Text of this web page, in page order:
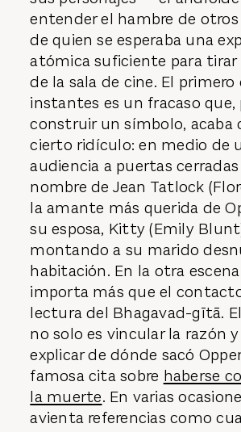
entender el hambre de
de quien se esperaba una
atómica suficiente para tirar
de la sala de cine. El primero
instantes es un fracaso que,
construir un símbolo, acaba
cierto ridículo: en medio de
audiencia a puertas cerradas
nombre de Jean Tatlock
la amante más querida de
su esposa, Kitty (Emily
montando a su marido
habitación. En la otra
importa más que el
lectura del Bhagavad-gītā.
no solo es vincular la razón
explicar de dónde sacó
famosa cita sobre haberse
la muerte. En varias
avienta referencias como